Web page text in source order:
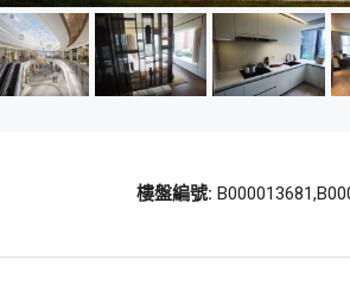
樓盤編號: